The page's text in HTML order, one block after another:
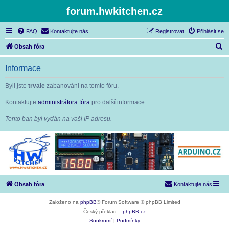
forum.hwkitchen.cz
FAQ Kontaktujte nás Přihlásit se
Registrovat
Obsah fóra
l
Informace
Byli jste trvale zabanováni na tomto fóru.
Kontaktujte administrátora fóra pro další informace.
Tento ban byl vydán na vaši IP adresu.
Obsah fóra Kontaktujte nás
Založeno na phpBB® Forum Software © phpBB Limited
Český překlad – phpBB.cz
Soukromí
Podmínky